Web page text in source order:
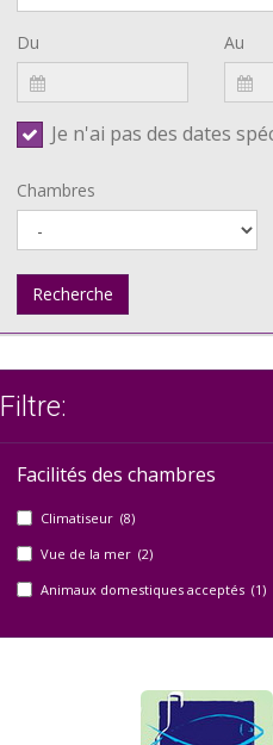
Du Au
Je n'ai pas des dates
Chambres
Recherche
Filtre:
Facilités des chambres
Climatiseur (8)
Vue de la mer (2)
Animaux domestiques acceptés (1)